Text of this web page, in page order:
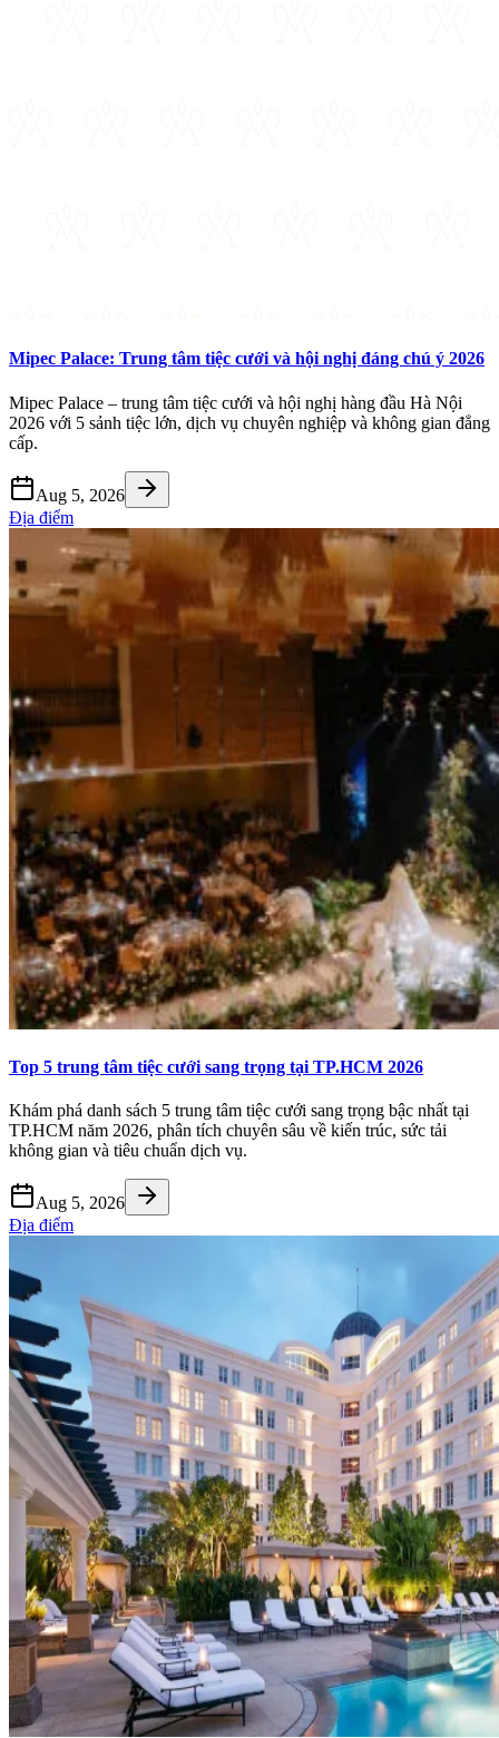
Mipec Palace: Trung tâm tiệc cưới và hội nghị đáng chú ý 2026
Mipec Palace – trung tâm tiệc cưới và hội nghị hàng đầu Hà Nội
2026 với 5 sảnh tiệc lớn, dịch vụ chuyên nghiệp và không gian đẳng
cấp.
Aug 5, 2026
Địa điểm
Top 5 trung tâm tiệc cưới sang trọng tại TP.HCM 2026
Khám phá danh sách 5 trung tâm tiệc cưới sang trọng bậc nhất tại
TP.HCM năm 2026, phân tích chuyên sâu về kiến trúc, sức tải
không gian và tiêu chuẩn dịch vụ.
Aug 5, 2026
Địa điểm